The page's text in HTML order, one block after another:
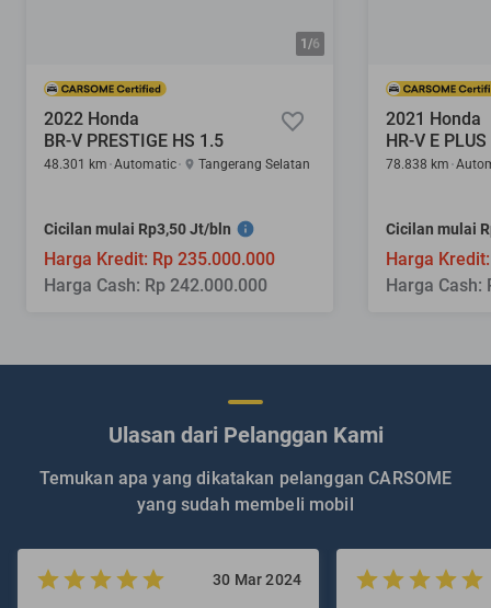
1/6
2022 Honda
BR-V PRESTIGE HS 1.5
48.301 km Automatic Tangerang Selatan
Cicilan mulai Rp3,50 Jt/bln
Harga Kredit: Rp 235.000.000
Harga Cash: Rp 242.000.000
2021 Honda
HR-V E
78.838 km
Cicilan mulai
Harga
Harga Cash:
Ulasan dari Pelanggan Kami
Temukan apa yang dikatakan pelanggan CARSOME
yang sudah membeli mobil
30 Mar 2024